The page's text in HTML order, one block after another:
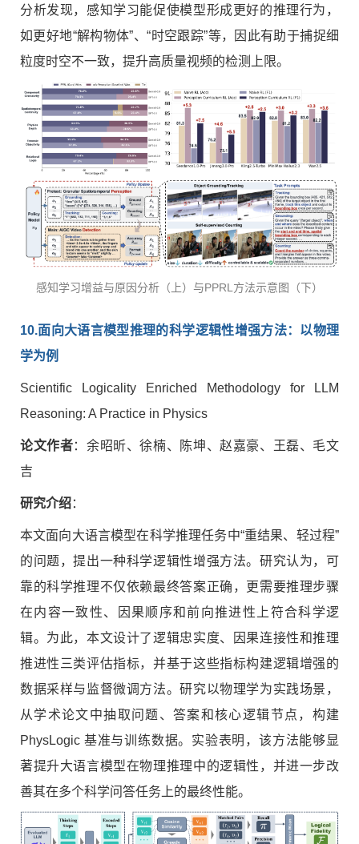
分析发现，感知学习能促使模型形成更好的推理行为，
如更好地“解构物体”、“时空跟踪”等，因此有助于捕捉细
粒度时空不一致，提升高质量视频的检测上限。
感知学习增益与原因分析（上）与PPRL方法示意图（下）
10.面向大语言模型推理的科学逻辑性增强方法：以物理
学为例
Scientific Logicality Enriched Methodology for LLM
Reasoning: A Practice in Physics
论文作者：余昭昕、徐楠、陈坤、赵嘉豪、王磊、毛文
吉
研究介绍：
本文面向大语言模型在科学推理任务中“重结果、轻过程”
的问题，提出一种科学逻辑性增强方法。研究认为，可
靠的科学推理不仅依赖最终答案正确，更需要推理步骤
在内容一致性、因果顺序和前向推进性上符合科学逻
辑。为此，本文设计了逻辑忠实度、因果连接性和推理
推进性三类评估指标，并基于这些指标构建逻辑增强的
数据采样与监督微调方法。研究以物理学为实践场景，
从学术论文中抽取问题、答案和核心逻辑节点，构建
PhysLogic 基准与训练数据。实验表明，该方法能够显
著提升大语言模型在物理推理中的逻辑性，并进一步改
善其在多个科学问答任务上的最终性能。